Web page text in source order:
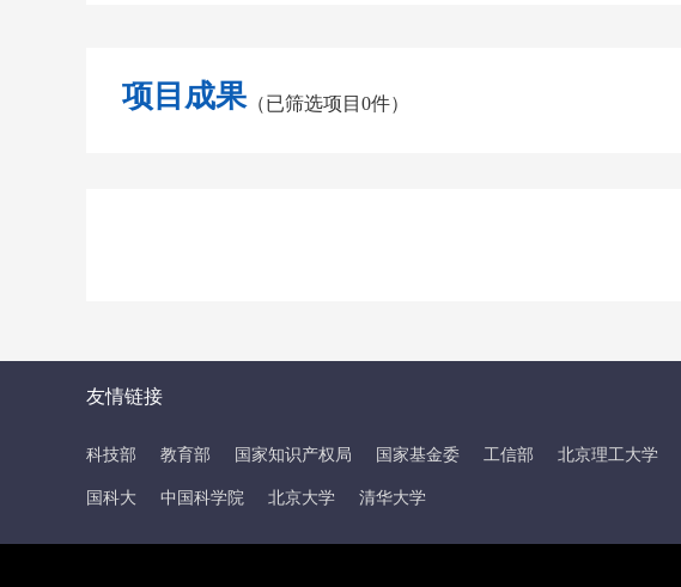
项目成果（已筛选项目0件）
友情链接
科技部 教育部 国家知识产权局 国家基金委 工信部 北京理工大学
国科大 中国科学院 北京大学 清华大学